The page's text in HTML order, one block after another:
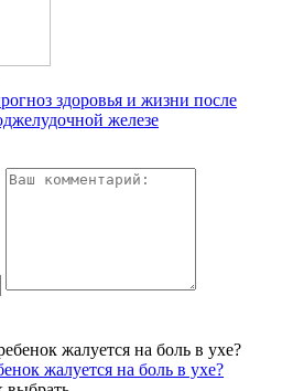
здоровья и жизни после
железе
жалуется на боль в ухе?